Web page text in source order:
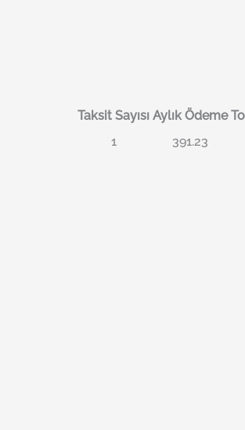
Taksit Sayısı Aylık Ödeme
1
391.23